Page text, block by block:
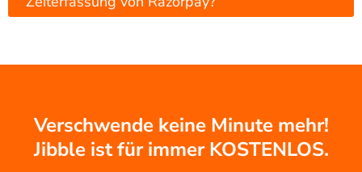
Verschwende keine Minute mehr!
Jibble ist für immer KOSTENLOS.